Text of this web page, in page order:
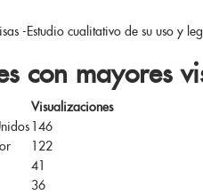
-Estudio cualitativo de su uso y
con mayores
Visualizaciones
146
122
41
36